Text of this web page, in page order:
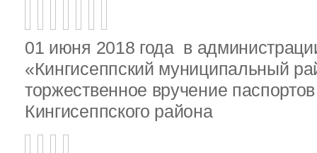
01 июня 2018 года в
«Кингисеппский муниципальный
торжественное вручение
Кингисеппского района